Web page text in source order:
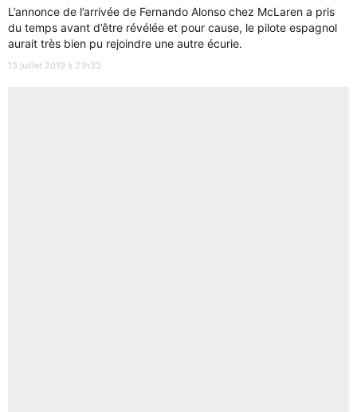
L’annonce de l’arrivée de Fernando Alonso chez McLaren a pris
du temps avant d’être révélée et pour cause, le pilote espagnol
aurait très bien pu rejoindre une autre écurie.
13 juillet 2019 à 21h33